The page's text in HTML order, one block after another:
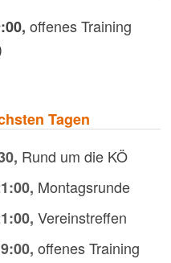
, offenes Training
Tagen
, Rund um die KÖ
, Montagsrunde
, Vereinstreffen
, offenes Training